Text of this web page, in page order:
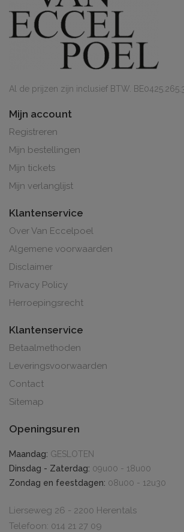
Al de prijzen zijn inclusief BTW.
Mijn account
Registreren
Mijn bestellingen
Mijn tickets
Mijn verlanglijst
Klantenservice
Over Van Eccelpoel
Algemene voorwaarden
Disclaimer
Privacy Policy
Herroepingsrecht
Klantenservice
Betaalmethoden
Leveringsvoorwaarden
Contact
Sitemap
Openingsuren
Maandag: GESLOTEN
Dinsdag - Zaterdag: 09u00 - 18u00
Zondag en feestdagen: 08u00 - 12u30
Lierseweg 26 - 2200 Herentals
Telefoon: 014 21 27 09